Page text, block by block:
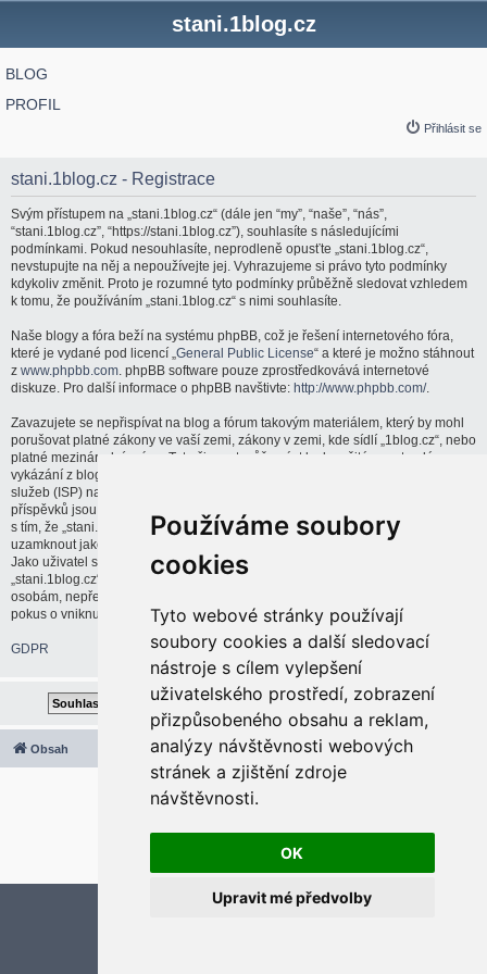
Používáme soubory
cookies
Tyto webové stránky používají
soubory cookies a další sledovací
nástroje s cílem vylepšení
uživatelského prostředí, zobrazení
přizpůsobeného obsahu a reklam,
analýzy návštěvnosti webových
stránek a zjištění zdroje
návštěvnosti.
OK
Upravit mé předvolby
stani.1blog.cz
BLOG
PROFIL
Přihlásit se
stani.1blog.cz - Registrace
Svým přístupem na „stani.1blog.cz“ (dále jen “my”, “naše”, “nás”,
“stani.1blog.cz”, “https://stani.1blog.cz”), souhlasíte s následujícími
podmínkami. Pokud nesouhlasíte, neprodleně opusťte „stani.1blog.cz“,
nevstupujte na něj a nepoužívejte jej. Vyhrazujeme si právo tyto podmínky
kdykoliv změnit. Proto je rozumné tyto podmínky průběžně sledovat vzhledem
k tomu, že používáním „stani.1blog.cz“ s nimi souhlasíte.
Naše blogy a fóra beží na systému phpBB, což je řešení internetového fóra,
které je vydané pod licencí „General Public License“ a které je možno stáhnout
z www.phpbb.com. phpBB software pouze zprostředkovává internetové
diskuze. Pro další informace o phpBB navštivte: http://www.phpbb.com/.
Zavazujete se nepřispívat na blog a fórum takovým materiálem, který by mohl
porušovat platné zákony ve vaší zemi, zákony v zemi, kde sídlí „1blog.cz“, nebo
platné mezinárodní právo. Tato činnost může vést k okamžitému a trvalému
vykázání z blogu a fóra a/nebo upozornění vašeho poskytovatele internetových
služeb (ISP) na vaši činnost, pokud bude uznáno za nutné. IP adresy všech
příspěvků jsou ukládány pro případné uplatnění těchto opatření. Souhlasíte
s tím, že „stani.1blog.cz“ má právo odstranit, upravit, přesunout nebo
uzamknout jakékoliv téma nebo příspěvek, pokud to bude považovat za nutné.
Jako uživatel souhlasíte se všemi údaji uloženými v databázi. Přestože
„stani.1blog.cz“ ani phpBB neposkytne tyto informace třetí straně nebo cizím
osobám, nepřebírá „stani.1blog.cz“ ani phpBB zodpovědnost za jakýkoliv
pokus o vniknutí do systému, který by mohl vést ke kompromitaci těchto dat.
GDPR
Obsah Všechny časy jsou v
2020 © ASTRA - CZ s.r.o.
Založeno naphpBB® Forum Software © phpBB Limited
phpBB SEO
Podmínky